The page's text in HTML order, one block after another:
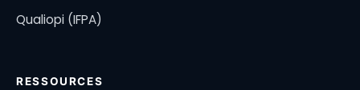
Qualiopi (IFPA)
RESSOURCES